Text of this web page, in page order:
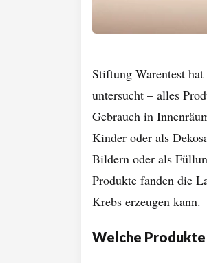
Stiftung Warentest
untersucht – alles
Gebrauch in
Kinder oder als
Bildern oder als
Produkte fanden die
Krebs erzeugen kann.
Welche